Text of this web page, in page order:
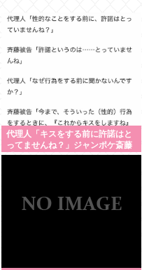
代理人「キスをする前に許諾はと
ってませんね？」ジャンポケ斎藤
「今までこれからキスしますなん